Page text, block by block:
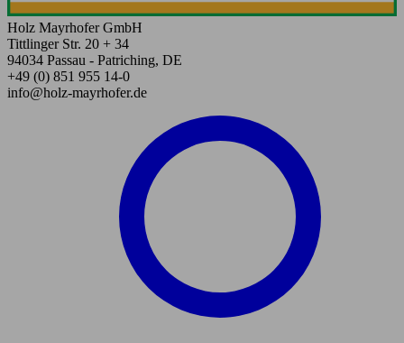
Holz Mayrhofer GmbH
Tittlinger Str. 20 + 34
94034 Passau - Patriching, DE
+49 (0) 851 955 14-0
info@holz-mayrhofer.de